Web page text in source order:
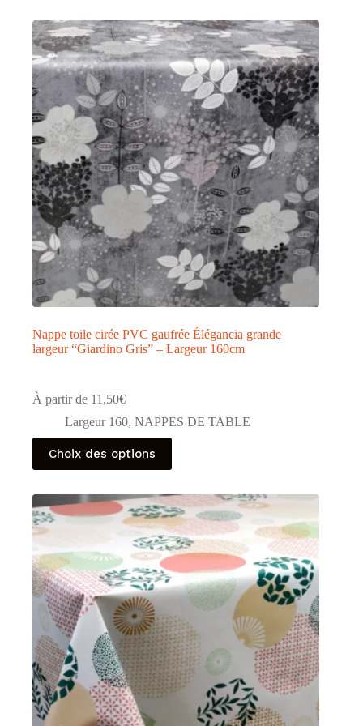
variations.
Les
options
peuvent
être
choisies
sur
la
page
du
produit
Nappe toile cirée PVC gaufrée Élégancia grande
largeur “Giardino Gris” – Largeur 160cm
À partir de 11,50€
Largeur 160, NAPPES DE TABLE
Choix des options
Ce
produit
a
variations.
Les
options
peuvent
être
choisies
sur
page
du
produit